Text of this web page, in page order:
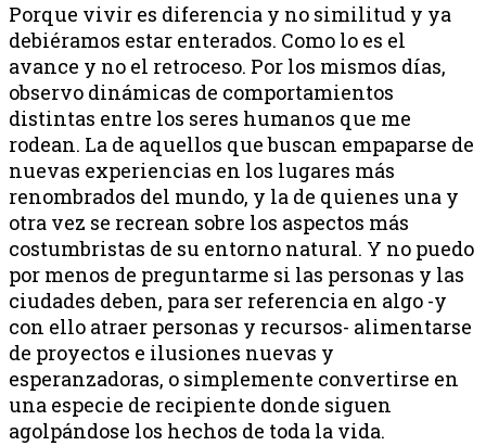
Porque vivir es diferencia y no similitud y ya
debiéramos estar enterados. Como lo es el
avance y no el retroceso. Por los mismos días,
observo dinámicas de comportamientos
distintas entre los seres humanos que me
rodean. La de aquellos que buscan empaparse de
nuevas experiencias en los lugares más
renombrados del mundo, y la de quienes una y
otra vez se recrean sobre los aspectos más
costumbristas de su entorno natural. Y no puedo
por menos de preguntarme si las personas y las
ciudades deben, para ser referencia en algo -y
con ello atraer personas y recursos- alimentarse
de proyectos e ilusiones nuevas y
esperanzadoras, o simplemente convertirse en
una especie de recipiente donde siguen
agolpándose los hechos de toda la vida.